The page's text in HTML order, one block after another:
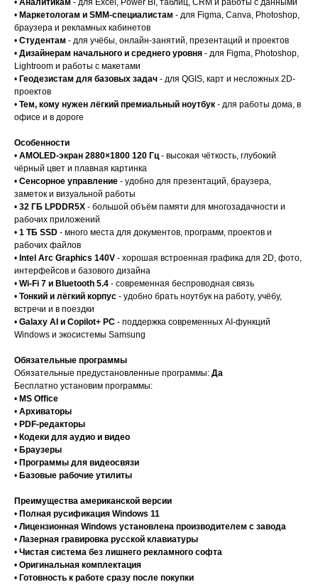
• Аналитикам - для Excel, Power BI, таблиц, CRM и работы с данными
• Маркетологам и SMM-специалистам - для Figma, Canva, Photoshop,
браузера и рекламных кабинетов
• Студентам - для учёбы, онлайн-занятий, презентаций и проектов
• Дизайнерам начального и среднего уровня - для Figma, Photoshop,
Lightroom и работы с макетами
• Геодезистам для базовых задач - для QGIS, карт и несложных 2D-
проектов
• Тем, кому нужен лёгкий премиальный ноутбук - для работы дома, в
офисе и в дороге
Особенности
• AMOLED-экран 2880×1800 120 Гц- высокая чёткость, глубокий
чёрный цвет и плавная картинка
• Сенсорное управление - удобно для презентаций, браузера,
заметок и визуальной работы
• 32 ГБ LPDDR5X - большой объём памяти для многозадачности и
рабочих приложений
• 1 ТБ SSD - много места для документов, программ, проектов и
рабочих файлов
• Intel Arc Graphics 140V - хорошая встроенная графика для 2D, фото,
интерфейсов и базового дизайна
• Wi-Fi 7 и Bluetooth 5.4 - современная беспроводная связь
• Тонкий и лёгкий корпус - удобно брать ноутбук на работу, учёбу,
встречи и в поездки
• Galaxy AI и Copilot+ PC - поддержка современных AI-функций
Windows и экосистемы Samsung
Обязательные программы
Обязательные предустановленные программы: Да
Бесплатно установим программы:
• MS Office
• Архиваторы
• PDF-редакторы
• Кодеки для аудио и видео
• Браузеры
• Программы для видеосвязи
• Базовые рабочие утилиты
Преимущества американской версии
• Полная русификация Windows 11
• Лицензионная Windows установлена производителем с завода
• Лазерная гравировка русской клавиатуры
• Чистая система без лишнего рекламного софта
• Оригинальная комплектация
• Готовность к работе сразу после покупки